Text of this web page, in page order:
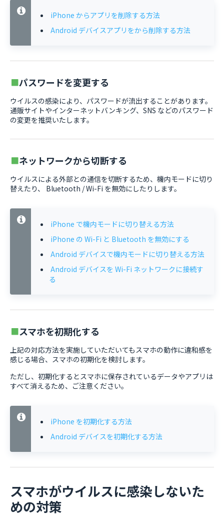
iPhone からアプリを削除する方法
Android デバイスアプリをから削除する方法
パスワードを変更する
ウイルスの感染により、パスワードが流出することがあります。
通販サイトやインターネットバンキング、SNS などのパスワード
の変更を推奨いたします。
ネットワークから切断する
ウイルスによる外部との通信を切断するため、機内モードに切り
替えたり、 Bluetooth / Wi-Fi を無効にしたりします。
iPhone で機内モードに切り替える方法
iPhone の Wi-Fi と Bluetooth を無効にする
Android デバイスで機内モードに切り替える方法
Android デバイスを Wi-Fi ネットワークに接続す
る
スマホを初期化する
上記の対応方法を実施していただいてもスマホの動作に違和感を
感じる場合、スマホの初期化を検討します。
ただし、初期化するとスマホに保存されているデータやアプリは
すべて消えるため、ご注意ください。
iPhone を初期化する方法
Android デバイスを初期化する方法
スマホがウイルスに感染しないた
めの対策